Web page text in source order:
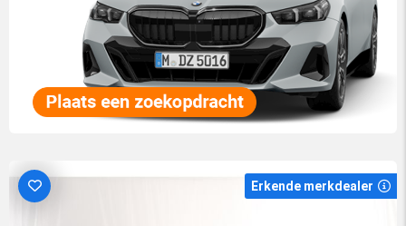
Erkende merkdealer